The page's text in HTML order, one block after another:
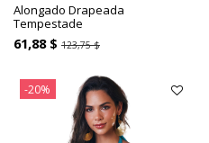
Alongado Drapeada
Tempestade
61,88 $ 123,75 $
-20%